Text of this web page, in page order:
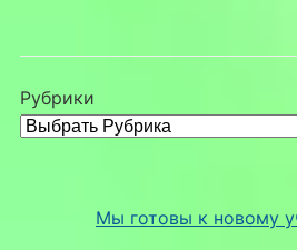
Рубрики
Мы готовы к новому